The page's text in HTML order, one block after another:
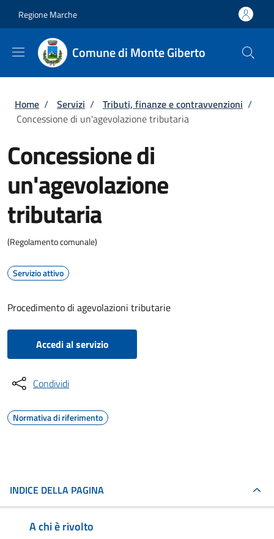
Regione Marche
Comune di Monte Giberto
Briciole di pane
Home / Servizi / Tributi, finanze e contravvenzioni /
Concessione di un'agevolazione tributaria
Concessione di
un'agevolazione
tributaria
(Regolamento comunale)
Servizio attivo
Procedimento di agevolazioni tributarie
Accedi al servizio
Condividi
Normativa di riferimento
INDICE DELLA PAGINA
A chi è rivolto